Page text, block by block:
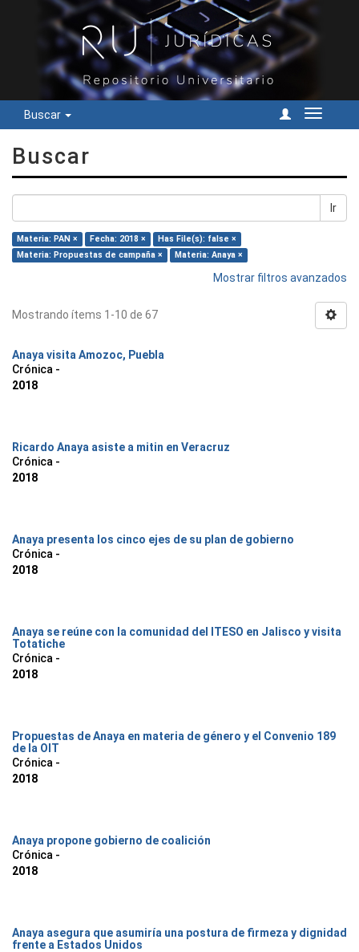
Buscar
Cambiar
Buscar
Ir
Materia: PAN × Fecha: 2018 ×
Has File(s): false ×
Materia: Propuestas de campaña ×
Materia: Anaya ×
Mostrar filtros avanzados
Mostrando ítems 1-10 de 67
Anaya visita Amozoc, Puebla
Crónica -
2018
Ricardo Anaya asiste a mitin en Veracruz
Crónica -
2018
Anaya presenta los cinco ejes de su plan de gobierno
Crónica -
2018
Anaya se reúne con la comunidad del ITESO en Jalisco y visita
Totatiche
Crónica -
2018
Propuestas de Anaya en materia de género y el Convenio 189
de la OIT
Crónica -
2018
Anaya propone gobierno de coalición
Crónica -
2018
Anaya asegura que asumiría una postura de firmeza y dignidad
frente a Estados Unidos